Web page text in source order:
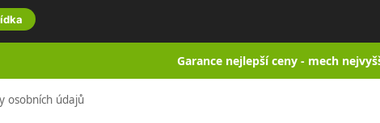
Garance nejlepší ceny - mech
osobních údajů